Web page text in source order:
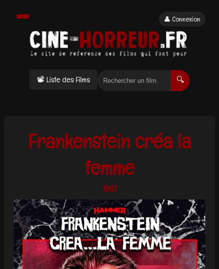
📽 Liste des Films 🔍
👤 Connexion
Frankenstein créa la
femme
1967